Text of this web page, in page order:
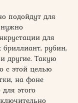
подойдут для
нужно
для
рубин,
другие. Такую
с этой целью
на фоне
этого